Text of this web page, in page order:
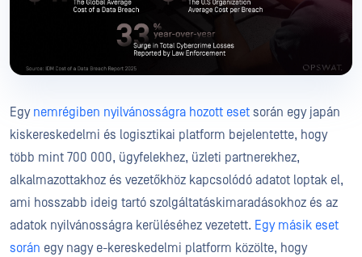
Egy nemrégiben nyilvánosságra hozott eset során egy japán
kiskereskedelmi és logisztikai platform bejelentette, hogy
több mint 700 000, ügyfelekhez, üzleti partnerekhez,
alkalmazottakhoz és vezetőkhöz kapcsolódó adatot loptak el,
ami hosszabb ideig tartó szolgáltatáskimaradásokhoz és az
adatok nyilvánosságra kerüléséhez vezetett. Egy másik eset
során egy nagy e-kereskedelmi platform közölte, hogy